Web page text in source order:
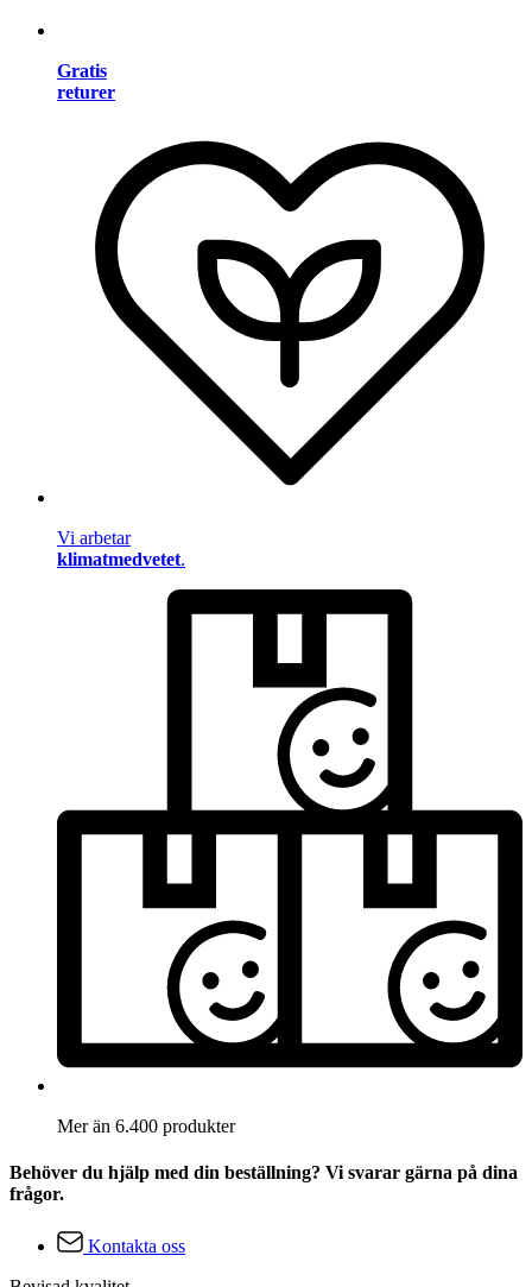
Gratis
returer
Vi arbetar
klimatmedvetet.
Mer än 6.400 produkter
Behöver du hjälp med din beställning? Vi svarar gärna på dina
frågor.
Kontakta oss